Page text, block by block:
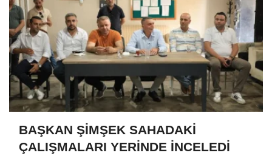
BAŞKAN ŞİMŞEK SAHADAKİ
ÇALIŞMALARI YERİNDE İNCELEDİ